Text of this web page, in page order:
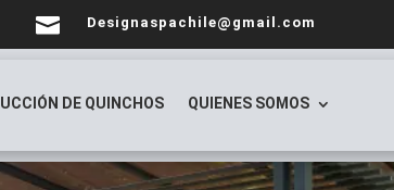
 Designaspachile@gmail.com
DE QUINCHOS QUIENES SOMOS